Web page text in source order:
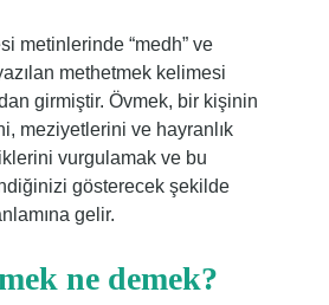
metinlerinde “medh” ve
methetmek kelimesi
girmiştir. Övmek, bir kişinin
meziyetlerini ve hayranlık
vurgulamak ve bu
gösterecek şekilde
gelir.
ne demek?